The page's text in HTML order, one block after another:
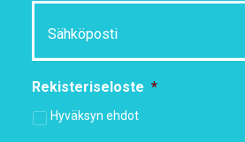
Rekisteriseloste *
Hyväksyn ehdot